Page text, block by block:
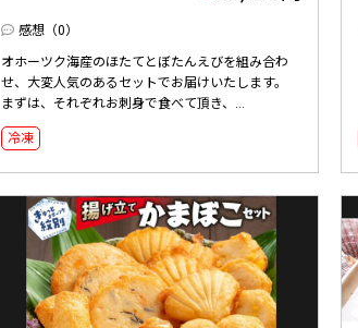
感想（0）
オホーツク海産のほたてとぼたんえびを組み合わ
せ、大変人気のあるセットでお届けいたします。
まずは、それぞれお刺身で食べて頂き、...
冷凍